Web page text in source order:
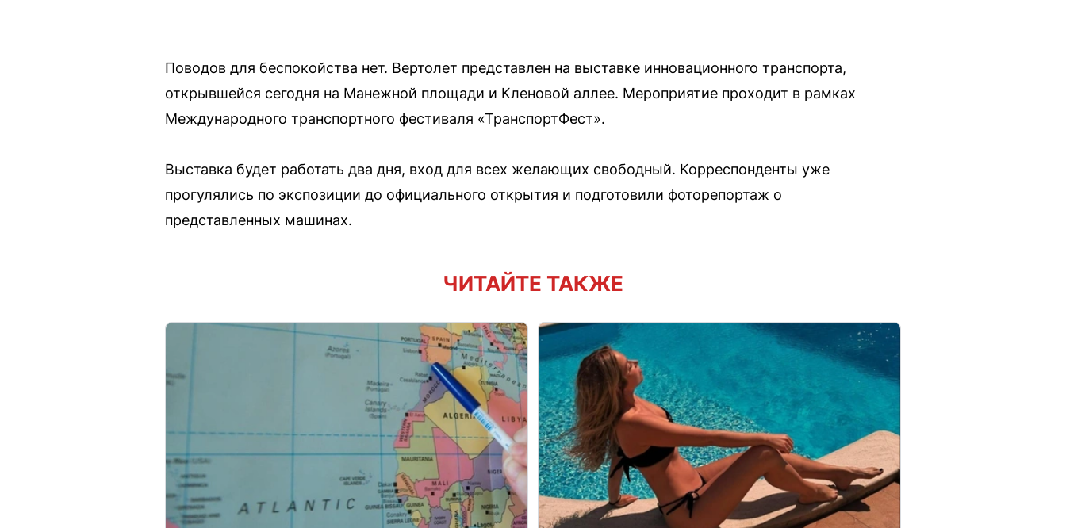
Поводов для беспокойства нет. Вертолет представлен на выставке инновационного транспорта,
открывшейся сегодня на Манежной площади и Кленовой аллее. Мероприятие проходит в рамках
Международного транспортного фестиваля «ТранспортФест».
Выставка будет работать два дня, вход для всех желающих свободный. Корреспонденты уже
прогулялись по экспозиции до официального открытия и подготовили фоторепортаж о
представленных машинах.
ЧИТАЙТЕ ТАКЖЕ